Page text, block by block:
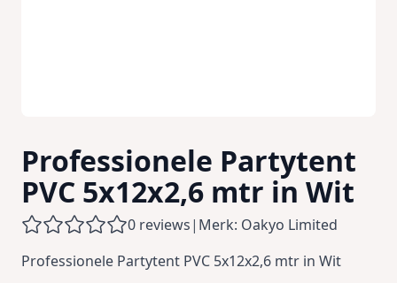
Professionele Partytent
PVC 5x12x2,6 mtr in Wit
0 reviews| Merk: Oakyo Limited
Professionele Partytent PVC 5x12x2,6 mtr in Wit